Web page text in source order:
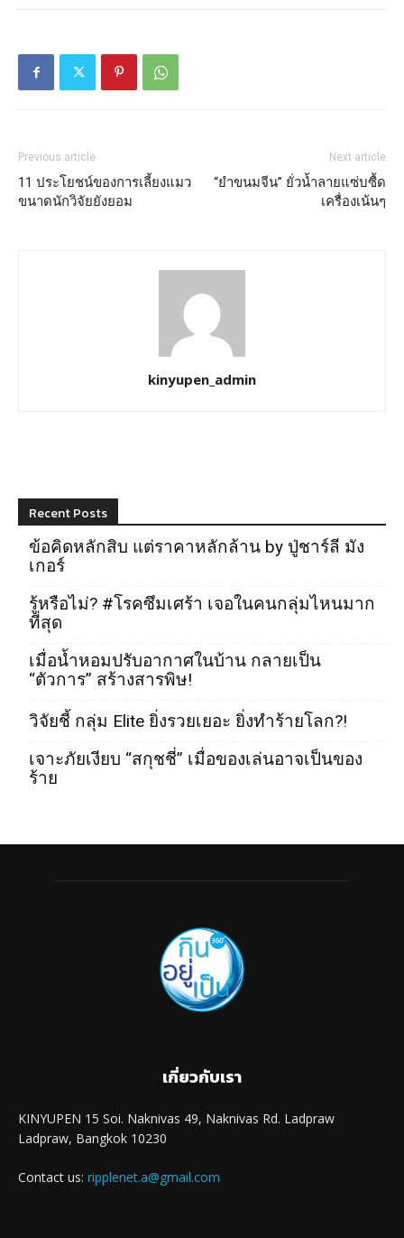
Previous article
11 ประโยชน์ของการเลี้ยงแมว
ขนาดนักวิจัยยังยอม
Next article
“ยำขนมจีน” ยั่วน้ำลายแซ่บซื้ด
เครื่องเน้นๆ
kinyupen_admin
Recent Posts
ข้อคิดหลักสิบ แต่ราคาหลักล้าน by ปู่ชาร์ลี มัง
เกอร์
รู้หรือไม่? #โรคซึมเศร้า เจอในคนกลุ่มไหนมาก
ที่สุด
เมื่อน้ำหอมปรับอากาศในบ้าน กลายเป็น
“ตัวการ” สร้างสารพิษ!
วิจัยชี้ กลุ่ม Elite ยิ่งรวยเยอะ ยิ่งทำร้ายโลก?!
เจาะภัยเงียบ “สกุชชี่” เมื่อของเล่นอาจเป็นของ
ร้าย
เกี่ยวกับเรา
KINYUPEN 15 Soi. Naknivas 49, Naknivas Rd. Ladpraw
Ladpraw, Bangkok 10230
Contact us: ripplenet.a@gmail.com